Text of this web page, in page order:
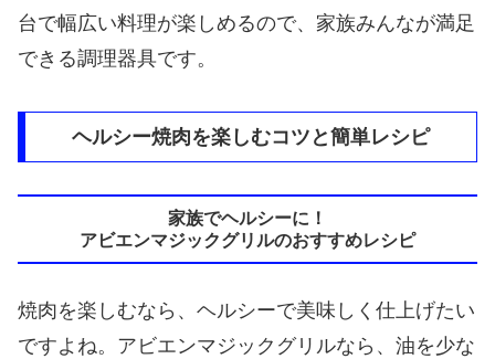
台で幅広い料理が楽しめるので、家族みんなが満足
できる調理器具です。
ヘルシー焼肉を楽しむコツと簡単レシピ
家族でヘルシーに！
アビエンマジックグリルのおすすめレシピ
焼肉を楽しむなら、ヘルシーで美味しく仕上げたい
ですよね。アビエンマジックグリルなら、油を少な